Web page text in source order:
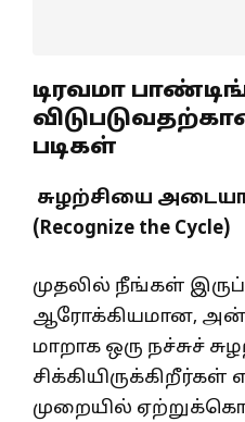
டிரவமா
படிகள்
சுழற்சியை
(Recognize the Cycle)
முதலில் நீங்கள்
ஆரோக்கியமான,
மாறாக ஒரு நச்சுச்
முறையில்